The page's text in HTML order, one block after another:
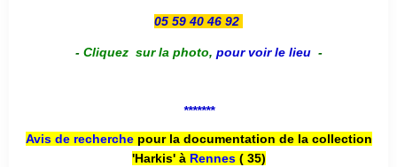
05 59 40 46 92
- Cliquez sur la photo, pour voir le lieu -
*******
Avis de recherche pour la documentation de la collection
'Harkis' à Rennes( 35)